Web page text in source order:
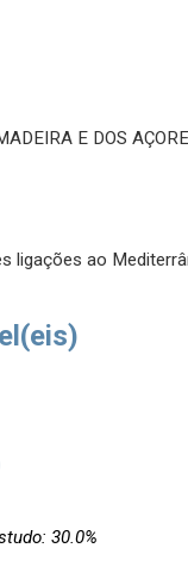
E DOS
ligações ao
30.0%